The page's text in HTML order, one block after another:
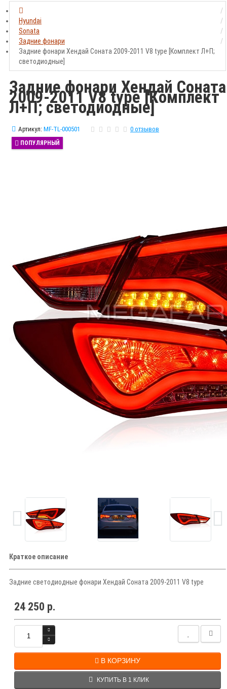
Hyundai
Sonata
Задние фонари
Задние фонари Хендай Соната 2009-2011 V8 type [Комплект Л+П;
светодиодные]
Задние фонари Хендай Соната
2009-2011 V8 type [Комплект
Л+П; светодиодные]
Артикул: MF-TL-000501 0 отзывов
ПОПУЛЯРНЫЙ
Краткое описание
Задние светодиодные фонари Хендай Соната 2009-2011 V8 type
24 250 р.
В КОРЗИНУ
КУПИТЬ В 1 КЛИК